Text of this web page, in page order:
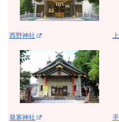
西野神社
発寒神社